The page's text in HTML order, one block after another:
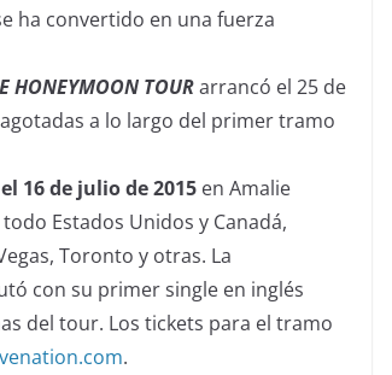
ha convertido en una fuerza
HONEYMOON TOURarrancó el 25 de
a lo largo del primer tramo
16 de julio de 2015 en Amalie
Estados Unidos y Canadá,
, Toronto y otras. La
con su primer single en inglés
del tour. Los tickets para el tramo
.